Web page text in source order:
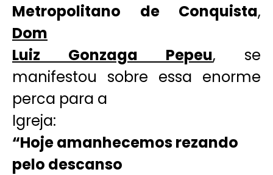
Metropolitano de Conquista,
Dom
Luiz Gonzaga Pepeu, se
manifestou sobre essa enorme
perca para a
Igreja:
“Hoje amanhecemos rezando
pelo descanso